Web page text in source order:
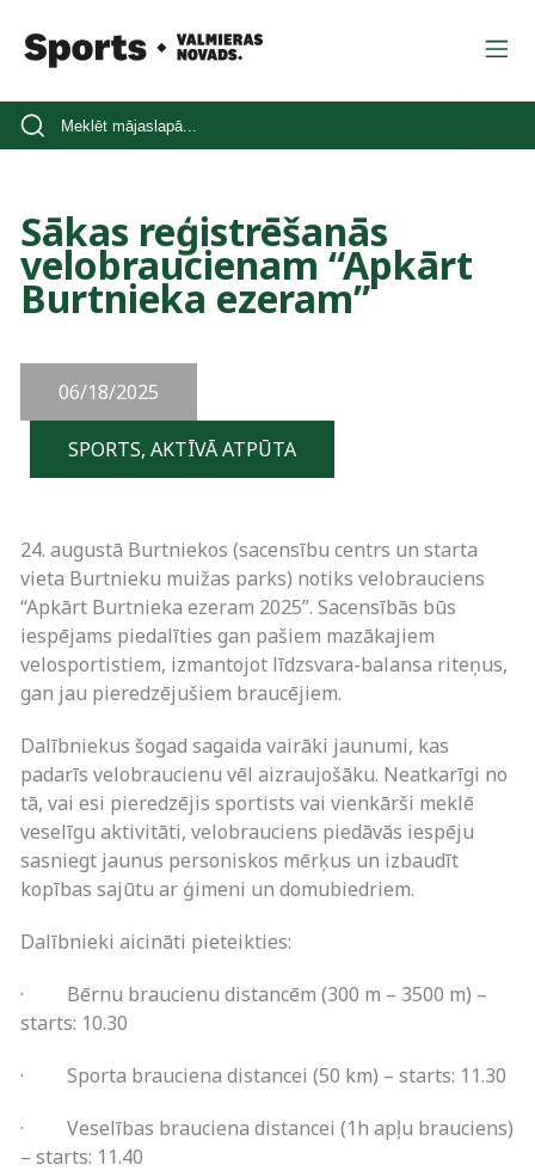
Sākas reģistrēšanās
velobraucienam “Apkārt
Burtnieka ezeram”
06/18/2025
SPORTS, AKTĪVĀ ATPŪTA
24. augustā Burtniekos (sacensību centrs un starta
vieta Burtnieku muižas parks) notiks velobrauciens
“Apkārt Burtnieka ezeram 2025”. Sacensībās būs
iespējams piedalīties gan pašiem mazākajiem
velosportistiem, izmantojot līdzsvara-balansa riteņus,
gan jau pieredzējušiem braucējiem.
Dalībniekus šogad sagaida vairāki jaunumi, kas
padarīs velobraucienu vēl aizraujošāku. Neatkarīgi no
tā, vai esi pieredzējis sportists vai vienkārši meklē
veselīgu aktivitāti, velobrauciens piedāvās iespēju
sasniegt jaunus personiskos mērķus un izbaudīt
kopības sajūtu ar ģimeni un domubiedriem.
Dalībnieki aicināti pieteikties:
· Bērnu braucienu distancēm (300 m – 3500 m) –
starts: 10.30
· Sporta brauciena distancei (50 km) – starts: 11.30
· Veselības brauciena distancei (1h apļu brauciens)
– starts: 11.40